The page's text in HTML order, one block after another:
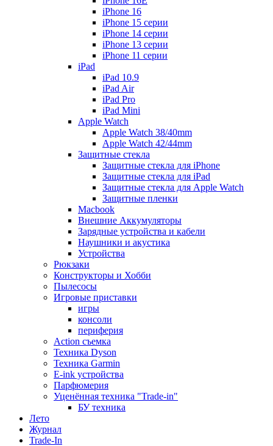
iPhone 16
iPhone 15 серии
iPhone 14 серии
iPhone 13 серии
iPhone 11 серии
iPad
iPad 10.9
iPad Air
iPad Pro
iPad Mini
Apple Watch
Apple Watch 38/40mm
Apple Watch 42/44mm
Защитные стекла
Защитные стекла для iPhone
Защитные стекла для iPad
Защитные стекла для Apple Watch
Защитные пленки
Macbook
Внешние Аккумуляторы
Зарядные устройства и кабели
Наушники и акустика
Устройства
Рюкзаки
Конструкторы и Хобби
Пылесосы
Игровые приставки
игры
консоли
периферия
Action съемка
Техника Dyson
Техника Garmin
E-ink устройства
Парфюмерия
Уценённая техника "Trade-in"
БУ техника
Лето
Журнал
Trade-In